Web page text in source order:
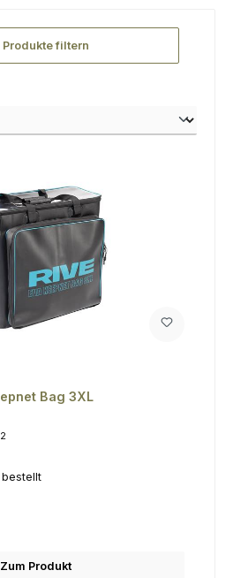
Produkte filtern
Bag 3XL
Zum Produkt